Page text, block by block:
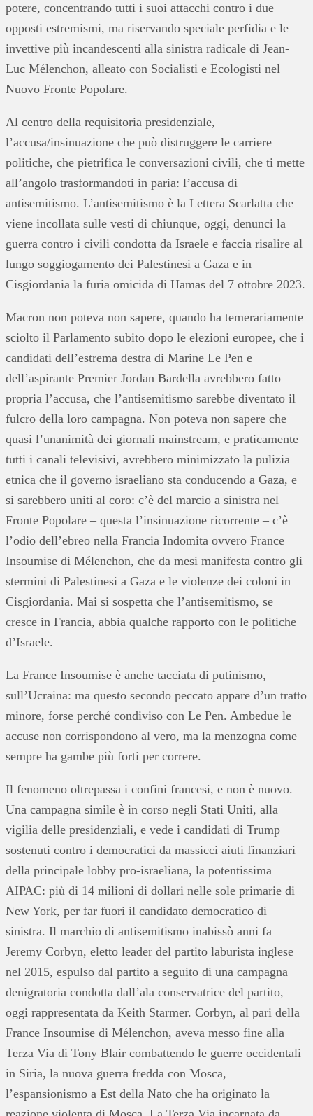
potere, concentrando tutti i suoi attacchi contro i due
opposti estremismi, ma riservando speciale perfidia e le
invettive più incandescenti alla sinistra radicale di Jean-
Luc Mélenchon, alleato con Socialisti e Ecologisti nel
Nuovo Fronte Popolare.
Al centro della requisitoria presidenziale,
l’accusa/insinuazione che può distruggere le carriere
politiche, che pietrifica le conversazioni civili, che ti mette
all’angolo trasformandoti in paria: l’accusa di
antisemitismo. L’antisemitismo è la Lettera Scarlatta che
viene incollata sulle vesti di chiunque, oggi, denunci la
guerra contro i civili condotta da Israele e faccia risalire al
lungo soggiogamento dei Palestinesi a Gaza e in
Cisgiordania la furia omicida di Hamas del 7 ottobre 2023.
Macron non poteva non sapere, quando ha temerariamente
sciolto il Parlamento subito dopo le elezioni europee, che i
candidati dell’estrema destra di Marine Le Pen e
dell’aspirante Premier Jordan Bardella avrebbero fatto
propria l’accusa, che l’antisemitismo sarebbe diventato il
fulcro della loro campagna. Non poteva non sapere che
quasi l’unanimità dei giornali mainstream, e praticamente
tutti i canali televisivi, avrebbero minimizzato la pulizia
etnica che il governo israeliano sta conducendo a Gaza, e
si sarebbero uniti al coro: c’è del marcio a sinistra nel
Fronte Popolare – questa l’insinuazione ricorrente – c’è
l’odio dell’ebreo nella Francia Indomita ovvero France
Insoumise di Mélenchon, che da mesi manifesta contro gli
stermini di Palestinesi a Gaza e le violenze dei coloni in
Cisgiordania. Mai si sospetta che l’antisemitismo, se
cresce in Francia, abbia qualche rapporto con le politiche
d’Israele.
La France Insoumise è anche tacciata di putinismo,
sull’Ucraina: ma questo secondo peccato appare d’un tratto
minore, forse perché condiviso con Le Pen. Ambedue le
accuse non corrispondono al vero, ma la menzogna come
sempre ha gambe più forti per correre.
Il fenomeno oltrepassa i confini francesi, e non è nuovo.
Una campagna simile è in corso negli Stati Uniti, alla
vigilia delle presidenziali, e vede i candidati di Trump
sostenuti contro i democratici da massicci aiuti finanziari
della principale lobby pro-israeliana, la potentissima
AIPAC: più di 14 milioni di dollari nelle sole primarie di
New York, per far fuori il candidato democratico di
sinistra. Il marchio di antisemitismo inabissò anni fa
Jeremy Corbyn, eletto leader del partito laburista inglese
nel 2015, espulso dal partito a seguito di una campagna
denigratoria condotta dall’ala conservatrice del partito,
oggi rappresentata da Keith Starmer. Corbyn, al pari della
France Insoumise di Mélenchon, aveva messo fine alla
Terza Via di Tony Blair combattendo le guerre occidentali
in Siria, la nuova guerra fredda con Mosca,
l’espansionismo a Est della Nato che ha originato la